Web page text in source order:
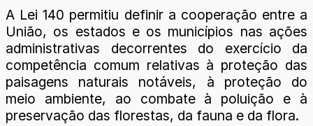
A Lei 140 permitiu definir a cooperação entre a
União, os estados e os municípios nas ações
administrativas decorrentes do exercício da
competência comum relativas à proteção das
paisagens naturais notáveis, à proteção do
meio ambiente, ao combate à poluição e à
preservação das florestas, da fauna e da flora.